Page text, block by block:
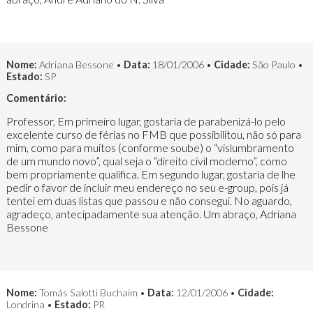
Nome: Adriana Bessone • Data: 18/01/2006 • Cidade: São Paulo •
Estado: SP
Comentário:
Professor, Em primeiro lugar, gostaria de parabenizá-lo pelo
excelente curso de férias no FMB que possibilitou, não só para
mim, como para muitos (conforme soube) o “vislumbramento
de um mundo novo”, qual seja o “direito civil moderno”, como
bem propriamente qualifica. Em segundo lugar, gostaria de lhe
pedir o favor de incluir meu endereço no seu e-group, pois já
tentei em duas listas que passou e não consegui. No aguardo,
agradeço, antecipadamente sua atenção. Um abraço, Adriana
Bessone
Nome: Tomás Salotti Buchaim • Data: 12/01/2006 • Cidade:
Londrina • Estado: PR